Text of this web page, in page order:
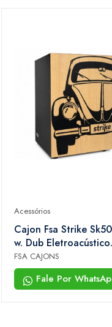
Acessórios
Cajon Fsa Strike
w. Dub Eletroacústico
Com Captação P10
FSA CAJONS
Fale Por